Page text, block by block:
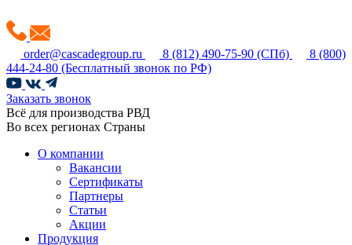
order@cascadegroup.ru 8 (812) 490-75-90 (СПб)
8 (800)
444-24-80 (Бесплатный звонок по РФ)
Заказать звонок
Всё для производства РВД
Во всех регионах Страны
О компании
Вакансии
Сертификаты
Партнеры
Статьи
Акции
Продукция